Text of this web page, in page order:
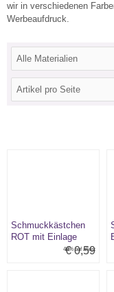
wir in verschiedenen
Werbeaufdruck.
Schmuckkästchen
ROT mit Einlage
40% auf alles:
€ 0,59